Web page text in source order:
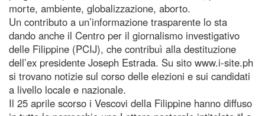
morte, ambiente, globalizzazione, aborto.
Un contributo a un’informazione trasparente lo sta
dando anche il Centro per il giornalismo investigativo
delle Filippine (PCIJ), che contribuì alla destituzione
dell’ex presidente Joseph Estrada. Su sito www.i-site.ph
si trovano notizie sul corso delle elezioni e sui candidati
a livello locale e nazionale.
Il 25 aprile scorso i Vescovi della Filippine hanno diffuso